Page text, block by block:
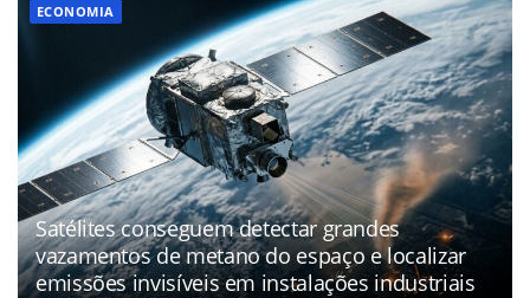
ECONOMIA
Satélites conseguem detectar grandes
vazamentos de metano do espaço e localizar
emissões invisíveis em instalações industriais